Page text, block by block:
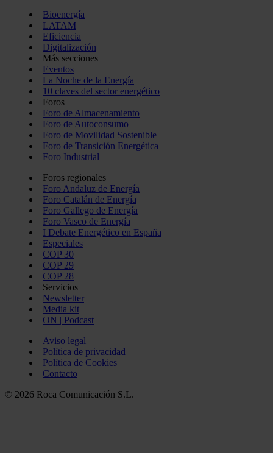
Bioenergía
LATAM
Eficiencia
Digitalización
Más secciones
Eventos
La Noche de la Energía
10 claves del sector energético
Foros
Foro de Almacenamiento
Foro de Autoconsumo
Foro de Movilidad Sostenible
Foro de Transición Energética
Foro Industrial
Foros regionales
Foro Andaluz de Energía
Foro Catalán de Energía
Foro Gallego de Energía
Foro Vasco de Energía
I Debate Energético en España
Especiales
COP 30
COP 29
COP 28
Servicios
Newsletter
Media kit
ON | Podcast
Aviso legal
Política de privacidad
Política de Cookies
Contacto
© 2026 Roca Comunicación S.L.